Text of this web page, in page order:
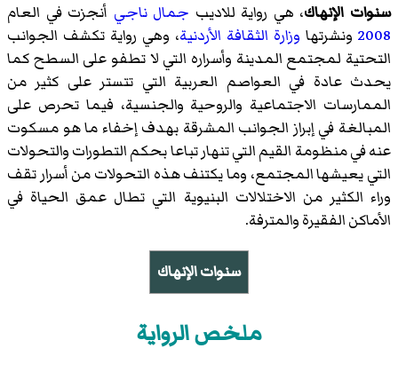
سنوات الإنهاك، هي رواية للاديب جمال ناجي أنجزت في العام
2008 ونشرتها وزارة الثقافة الأردنية، وهي رواية تكشف الجوانب
التحتية لمجتمع المدينة وأسراره التي لا تطفو على السطح كما
يحدث عادة في العواصم العربية التي تتستر على كثير من
الممارسات الاجتماعية والروحية والجنسية، فيما تحرص على
المبالغة في إبراز الجوانب المشرقة بهدف إخفاء ما هو مسكوت
عنه في منظومة القيم التي تنهار تباعا بحكم التطورات والتحولات
التي يعيشها المجتمع، وما يكتنف هذه التحولات من أسرار تقف
وراء الكثير من الاختلالات البنيوية التي تطال عمق الحياة في
الأماكن الفقيرة والمترفة.
سنوات الإنهاك
ملخص الرواية